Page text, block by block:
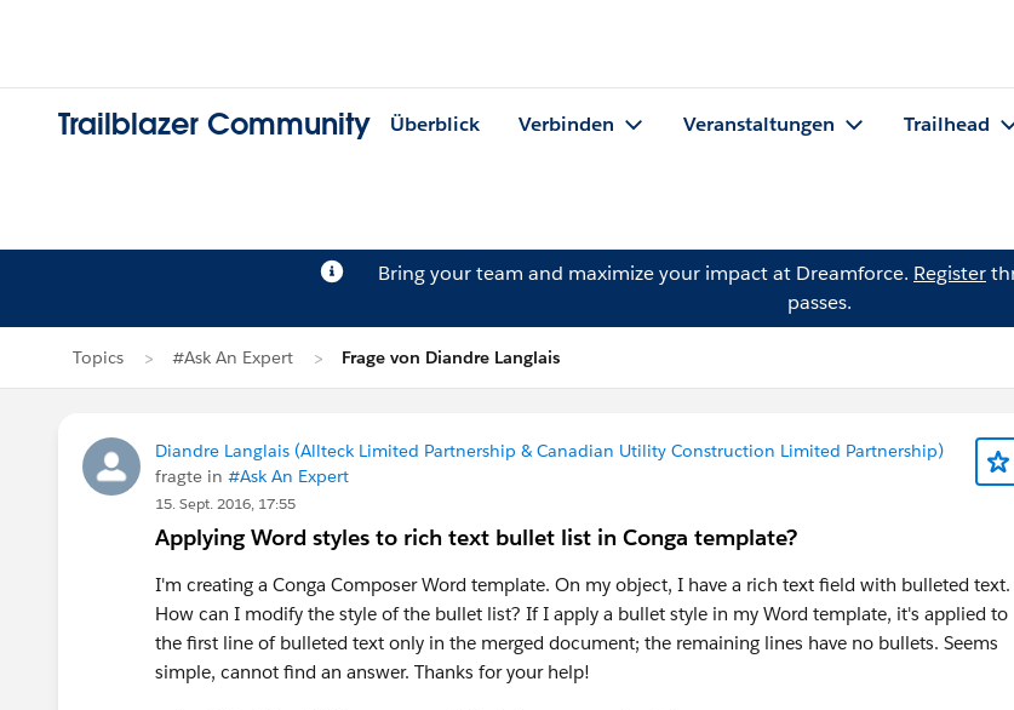
Trailblazer Community Überblick Verbinden Veranstaltungen Trailhead
Bring your team and maximize your impact at Dreamforce. Register
passes.
Topics #Ask An Expert Frage von Diandre Langlais
Diandre Langlais (Allteck Limited Partnership & Canadian Utility Construction Limited Partnership)
fragte in #Ask An Expert
15. Sept. 2016, 17:55
Applying Word styles to rich text bullet list in Conga template?
I'm creating a Conga Composer Word template. On my object, I have a rich text field with bulleted text.
How can I modify the style of the bullet list? If I apply a bullet style in my Word template, it's applied to
the first line of bulleted text only in the merged document; the remaining lines have no bullets. Seems
simple, cannot find an answer. Thanks for your help!